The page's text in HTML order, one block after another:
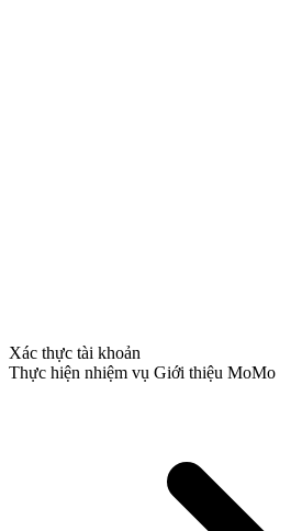
Xác thực tài khoản
Thực hiện nhiệm vụ Giới thiệu MoMo